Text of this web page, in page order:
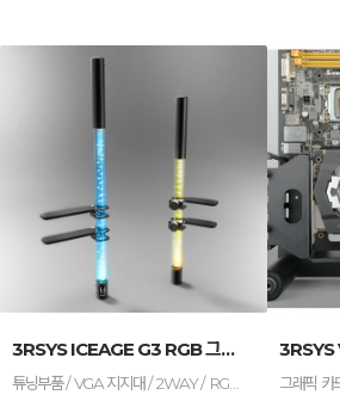
3RSYS ICEAGE G3 RGB 그래픽카드 지지...